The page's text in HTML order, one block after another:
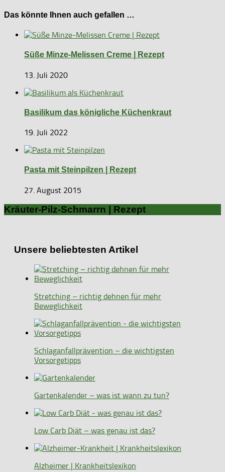
Das könnte Ihnen auch gefallen …
Süße Minze-Melissen Creme | Rezept
13. Juli 2020
Basilikum das königliche Küchenkraut
19. Juli 2022
Pasta mit Steinpilzen | Rezept
27. August 2015
Kräuter-Pilz-Schmarrn | Rezept
Unsere beliebtesten Artikel
Stretching – richtig dehnen für mehr
Beweglichkeit
Schlaganfallprävention – die wichtigsten
Vorsorgetipps
Gartenkalender – was ist wann zu tun?
Low Carb Diät – was genau ist das?
Alzheimer | Krankheitslexikon